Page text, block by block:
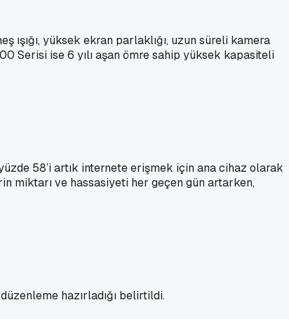
ışığı, yüksek ekran parlaklığı, uzun süreli kamera
Serisi ise 6 yılı aşan ömre sahip yüksek kapasiteli
58’i artık internete erişmek için ana cihaz olarak
miktarı ve hassasiyeti her geçen gün artarken,
hazırladığı belirtildi.